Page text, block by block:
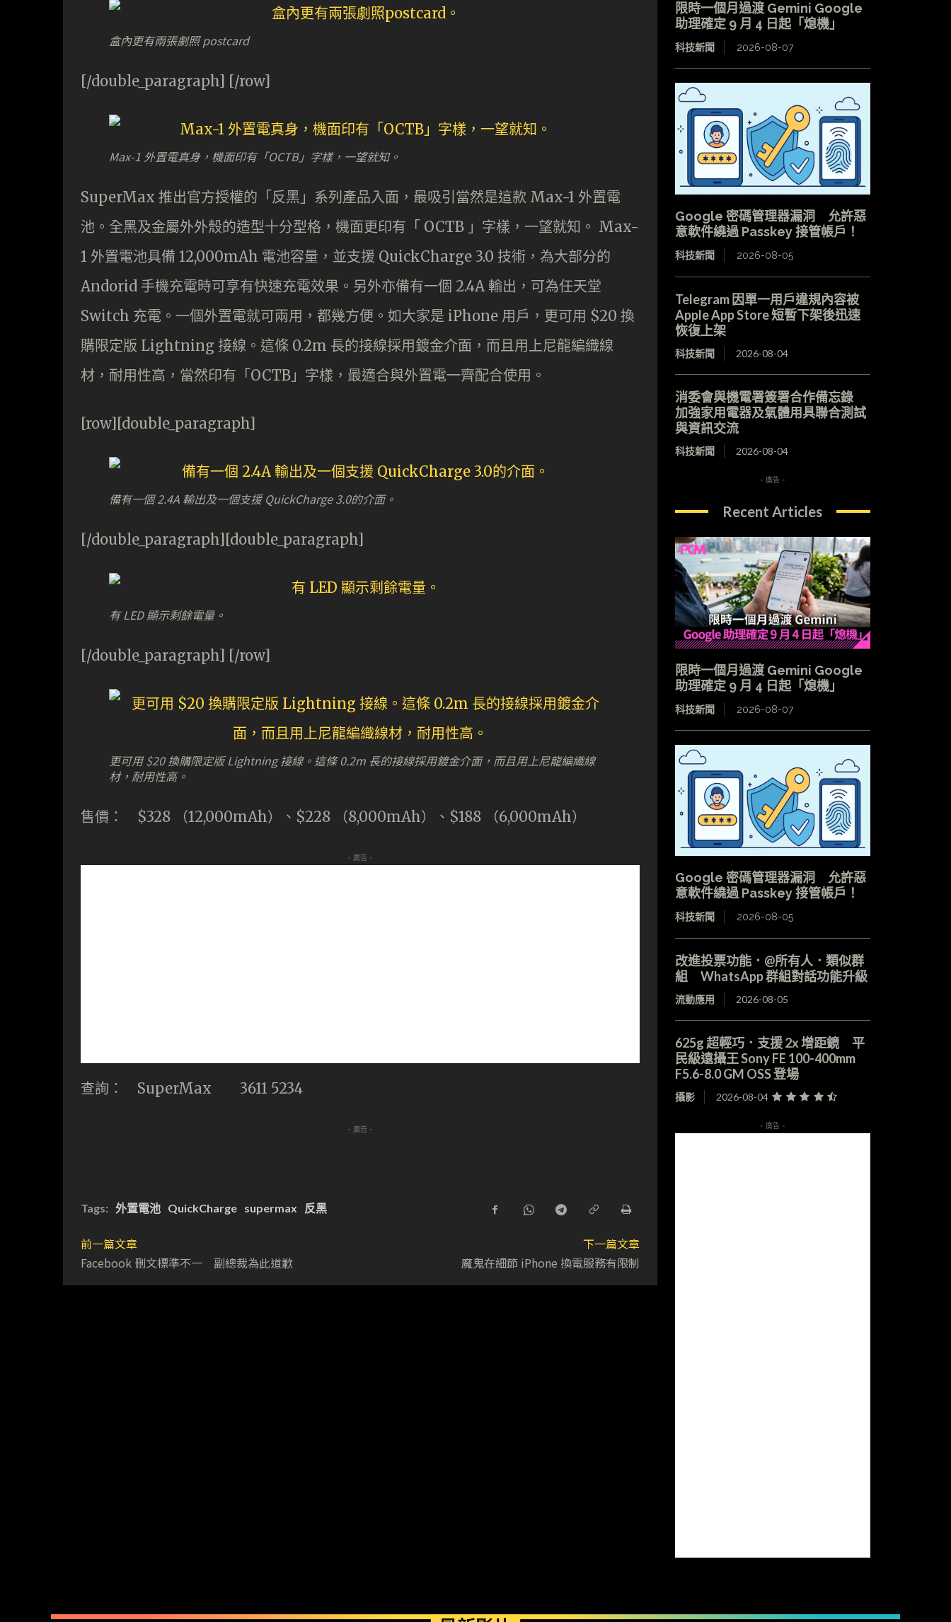
盒內更有兩張劇照 postcard
[/double_paragraph] [/row]
Max-1 外置電真身，機面印有「OCTB」字樣，一望就知。
SuperMax 推出官方授權的「反黑」系列產品入面，最吸引當然是這款 Max-1 外置電
池。全黑及金屬外外殼的造型十分型格，機面更印有「 OCTB 」字樣，一望就知。 Max-
1 外置電池具備 12,000mAh 電池容量，並支援 QuickCharge 3.0 技術，為大部分的
Andorid 手機充電時可享有快速充電效果。另外亦備有一個 2.4A 輸出，可為任天堂
Switch 充電。一個外置電就可兩用，都幾方便。如大家是 iPhone 用戶，更可用 $20 換
購限定版 Lightning 接線。這條 0.2m 長的接線採用鍍金介面，而且用上尼龍編織線
材，耐用性高，當然印有「OCTB」字樣，最適合與外置電一齊配合使用。
[row][double_paragraph]
備有一個 2.4A 輸出及一個支援 QuickCharge 3.0的介面。
[/double_paragraph][double_paragraph]
有 LED 顯示剩餘電量。
[/double_paragraph] [/row]
更可用 $20 換購限定版 Lightning 接線。這條 0.2m 長的接線採用鍍金介面，而且用上尼龍編織線
材，耐用性高。
售價： $328 （12,000mAh）、$228 （8,000mAh）、$188 （6,000mAh）
- 廣告 -
查詢： SuperMax 3611 5234
- 廣告 -
Tags: 外置電池 QuickCharge supermax 反黑
前一篇文章
Facebook 刪文標準不一 副總裁為此道歉
下一篇文章
魔鬼在細節 iPhone 換電服務有限制
限時一個月過渡 Gemini Google
助理確定 9 月 4 日起「熄機」
科技新聞 2026-08-07
Google 密碼管理器漏洞 允許惡
意軟件繞過 Passkey 接管帳戶！
科技新聞 2026-08-05
Telegram 因單一用戶違規內容被
Apple App Store 短暫下架後迅速
恢復上架
科技新聞 2026-08-04
消委會與機電署簽署合作備忘錄
加強家用電器及氣體用具聯合測試
與資訊交流
科技新聞 2026-08-04
- 廣告 -
Recent Articles
限時一個月過渡 Gemini Google
助理確定 9 月 4 日起「熄機」
科技新聞 2026-08-07
Google 密碼管理器漏洞 允許惡
意軟件繞過 Passkey 接管帳戶！
科技新聞 2026-08-05
改進投票功能．@所有人．類似群
組 WhatsApp 群組對話功能升級
流動應用 2026-08-05
625g 超輕巧．支援 2x 增距鏡 平
民級遠攝王 Sony FE 100-400mm
F5.6-8.0 GM OSS 登場
攝影 2026-08-04
- 廣告 -